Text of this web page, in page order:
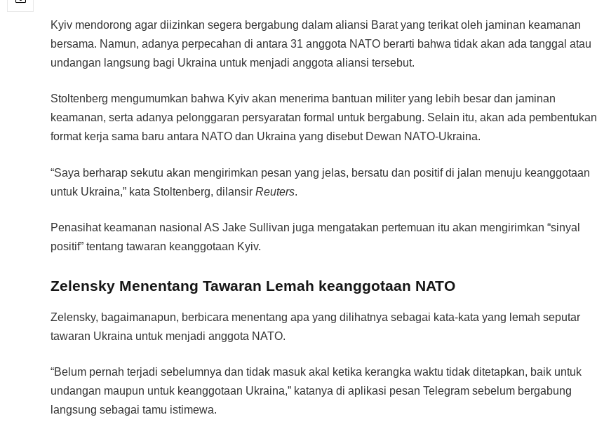
Kyiv mendorong agar diizinkan segera bergabung dalam aliansi Barat yang terikat oleh jaminan keamanan
bersama. Namun, adanya perpecahan di antara 31 anggota NATO berarti bahwa tidak akan ada tanggal atau
undangan langsung bagi Ukraina untuk menjadi anggota aliansi tersebut.
Stoltenberg mengumumkan bahwa Kyiv akan menerima bantuan militer yang lebih besar dan jaminan
keamanan, serta adanya pelonggaran persyaratan formal untuk bergabung. Selain itu, akan ada pembentukan
format kerja sama baru antara NATO dan Ukraina yang disebut Dewan NATO-Ukraina.
“Saya berharap sekutu akan mengirimkan pesan yang jelas, bersatu dan positif di jalan menuju keanggotaan
untuk Ukraina,” kata Stoltenberg, dilansir Reuters.
Penasihat keamanan nasional AS Jake Sullivan juga mengatakan pertemuan itu akan mengirimkan “sinyal
positif” tentang tawaran keanggotaan Kyiv.
Zelensky Menentang Tawaran Lemah keanggotaan NATO
Zelensky, bagaimanapun, berbicara menentang apa yang dilihatnya sebagai kata-kata yang lemah seputar
tawaran Ukraina untuk menjadi anggota NATO.
“Belum pernah terjadi sebelumnya dan tidak masuk akal ketika kerangka waktu tidak ditetapkan, baik untuk
undangan maupun untuk keanggotaan Ukraina,” katanya di aplikasi pesan Telegram sebelum bergabung
langsung sebagai tamu istimewa.